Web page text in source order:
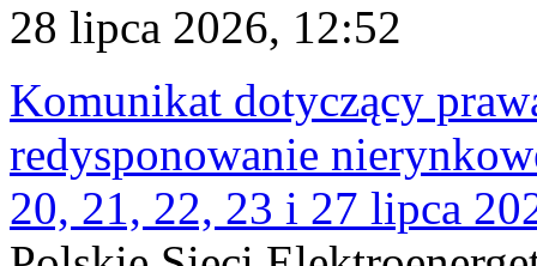
28 lipca 2026, 12:52
Komunikat dotyczący
redysponowanie
20, 21, 22, 23 i 27 lipca